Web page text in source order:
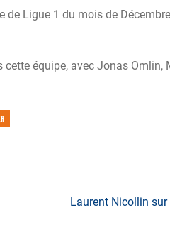
de Ligue 1 du mois de
équipe, avec Jonas Omlin,
Laurent Nicollin sur